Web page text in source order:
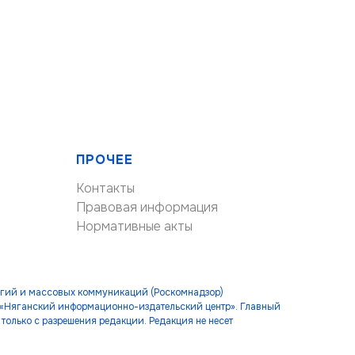
ПРОЧЕЕ
Контакты
Правовая информация
Нормативные акты
и массовых коммуникаций (Роскомнадзор)
информационно-издательский центр». Главный
с разрешения редакции. Редакция не несет